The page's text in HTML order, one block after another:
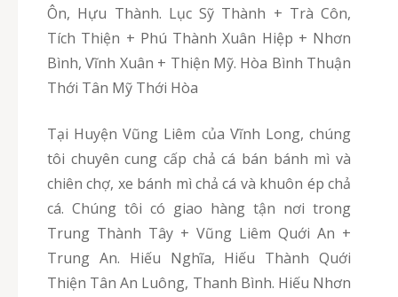
Ôn, Hựu Thành. Lục Sỹ Thành + Trà Côn,
Tích Thiện + Phú Thành Xuân Hiệp + Nhơn
Bình, Vĩnh Xuân + Thiện Mỹ. Hòa Bình Thuận
Thới Tân Mỹ Thới Hòa
Tại Huyện Vũng Liêm của Vĩnh Long, chúng
tôi chuyên cung cấp chả cá bán bánh mì và
chiên chợ, xe bánh mì chả cá và khuôn ép chả
cá. Chúng tôi có giao hàng tận nơi trong
Trung Thành Tây + Vũng Liêm Quới An +
Trung An. Hiếu Nghĩa, Hiếu Thành Quới
Thiện Tân An Luông, Thanh Bình. Hiếu Nhơn